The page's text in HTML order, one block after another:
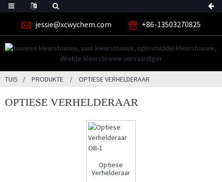
jessie@xcwychem.com +86-13503270825
TUIS PRODUKTE OPTIESE VERHELDERAAR
OPTIESE VERHELDERAAR
Optiese
Verhelderaar